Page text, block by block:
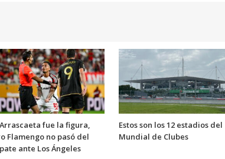
fue la figura,
Flamengo no pasó del
ante Los Ángeles
Estos son los 12 estadios del
Mundial de Clubes